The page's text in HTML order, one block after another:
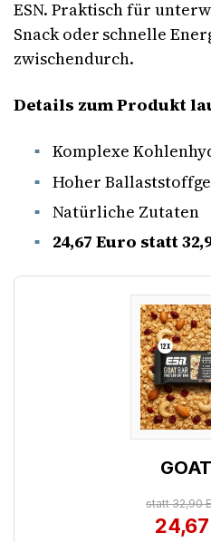
ESN. Praktisch für
Snack oder schnelle
zwischendurch.
Details zum Produkt
Komplexe
Hoher
Natürliche Zutaten
24,67 Euro statt
statt 32,90
24,67